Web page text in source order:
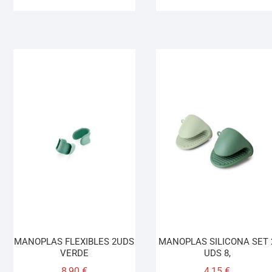
MANOPLAS FLEXIBLES 2UDS
VERDE
MANOPLAS SILICONA SET
UDS 8,